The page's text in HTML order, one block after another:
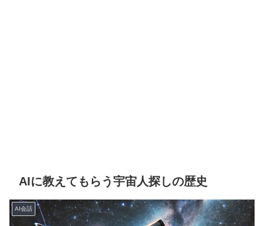
AIに教えてもらう宇宙人探しの歴史
AI会話